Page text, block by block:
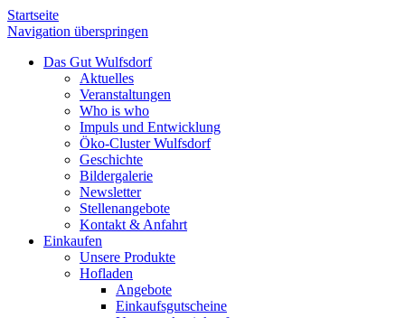
Startseite
Navigation überspringen
Das Gut Wulfsdorf
Aktuelles
Veranstaltungen
Who is who
Impuls und Entwicklung
Öko-Cluster Wulfsdorf
Geschichte
Bildergalerie
Newsletter
Stellenangebote
Kontakt & Anfahrt
Einkaufen
Unsere Produkte
Hofladen
Angebote
Einkaufsgutscheine